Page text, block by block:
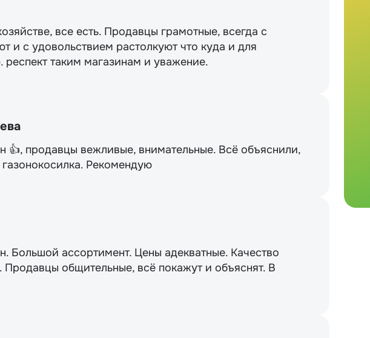
все есть. Продавцы грамотные, всегда с
и с удовольствием растолкуют что куда и для
респект таким магазинам и уважение.
👍, продавцы вежливые, внимательные. Всё объяснили,
Рекомендую
Большой ассортимент. Цены адекватные. Качество
Продавцы общительные, всё покажут и объяснят. В